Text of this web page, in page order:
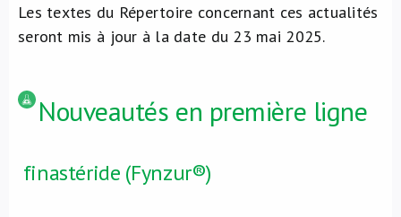
Les textes du Répertoire concernant ces actualités
seront mis à jour à la date du 23 mai 2025.
Nouveautés en première ligne
finastéride (Fynzur®)